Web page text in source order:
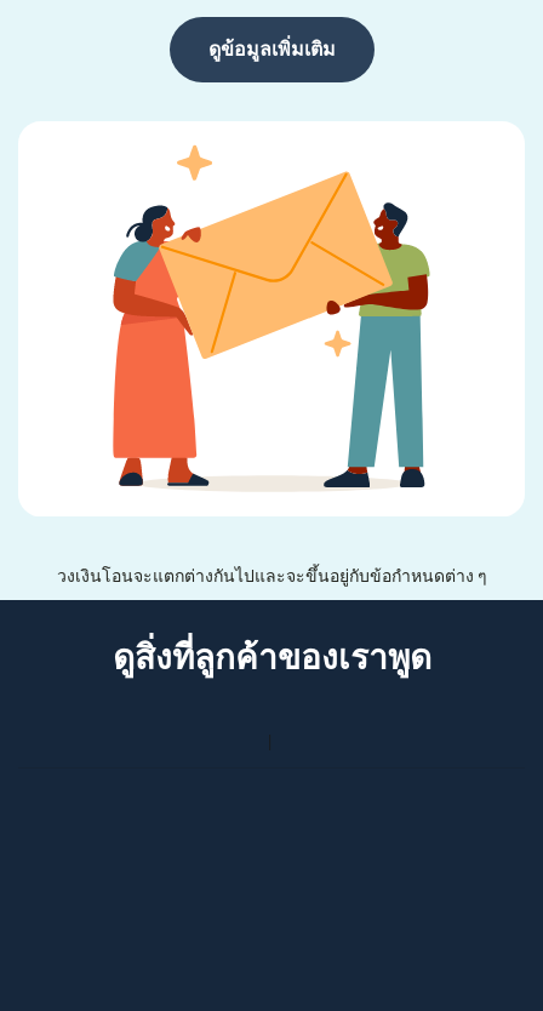
ดูข้อมูลเพิ่มเติม
วงเงินโอนจะแตกต่างกันไปและจะขึ้นอยู่กับข้อกำหนดต่าง ๆ
ดูสิ่งที่ลูกค้าของเราพูด